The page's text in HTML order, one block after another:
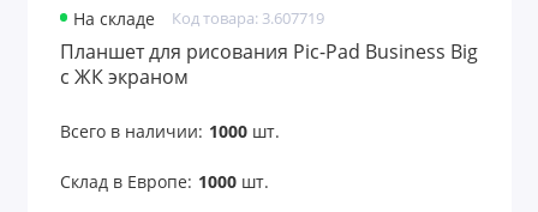
На складе Код товара: 3.607719
Планшет для рисования Pic-Pad Business Big
с ЖК экраном
Всего в наличии: 1000шт.
Склад в Европе: 1000шт.